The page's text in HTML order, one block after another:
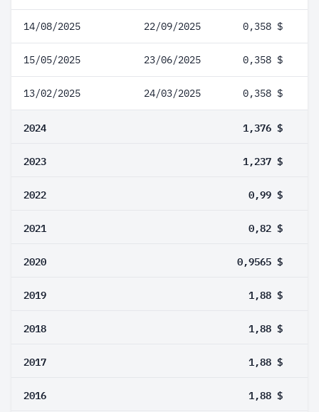
14/08/2025 22/09/2025 0,358 $
15/05/2025 23/06/2025 0,358 $
13/02/2025 24/03/2025 0,358 $
2024 1,376 $
2023 1,237 $
2022 0,99 $
2021 0,82 $
2020 0,9565 $
2019 1,88 $
2018 1,88 $
2017 1,88 $
2016 1,88 $